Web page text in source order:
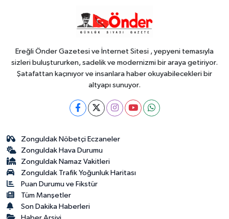
18:37
Başkent'te güçlü temaslar
Ereğli Önder Gazetesi ve İnternet Sitesi , yepyeni temasıyla
sizleri buluştururken, sadelik ve modernizmi bir araya getiriyor.
Şatafattan kaçınıyor ve insanlara haber okuyabilecekleri bir
altyapı sunuyor.
Zonguldak Nöbetçi Eczaneler
Zonguldak Hava Durumu
Zonguldak Namaz Vakitleri
Zonguldak Trafik Yoğunluk Haritası
Puan Durumu ve Fikstür
Tüm Manşetler
Son Dakika Haberleri